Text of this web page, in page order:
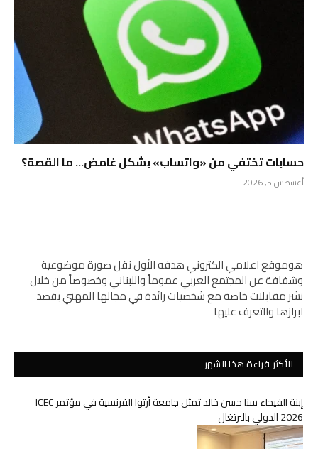
حسابات تختفي من «واتساب» بشكل غامض… ما القصة؟
أغسطس 5, 2026
هوموقع اعلامي الكتروني هدفه الأول نقل صورة موضوعية
وشفافة عن المجتمع العربي عموماً واللبناني وخصوصاً من خلال
نشر مقابلات خاصة مع شخصيات رائدة في مجالها المهني بقصد
ابرازها والتعرف عليها
الأكثر قراءة هذا الشهر
إبنة الفيحاء سنا حسن خالد تمثل جامعة أرتوا الفرنسية في مؤتمر ICEC
2026 الدولي بالبرتغال